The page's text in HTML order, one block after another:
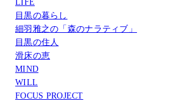
LIFE
目黒の暮らし
細羽雅之の「森のナラティブ」
目黒の住人
滑床の恵
MIND
WILL
FOCUS PROJECT